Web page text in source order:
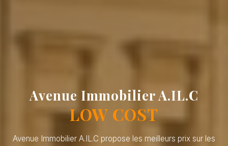
Avenue Immobilier A.IL.C
LOW COST
Avenue Immobilier A.IL.C propose les meilleurs prix sur les